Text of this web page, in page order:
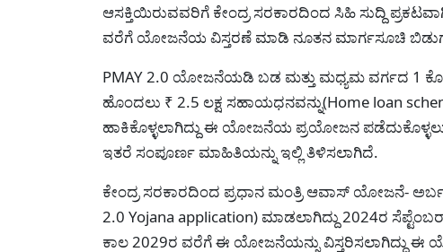
ಆಸಕ್ತಿಯಿರುವವರಿಗೆ ಕೇಂದ್ರ ಸರಕಾರದಿಂದ ಸಿಹಿ ಸುದ್ದಿ
ವರೆಗೆ ಯೋಜನೆಯ ವಿಸ್ತರಣೆ ಮಾಡಿ ನೂತನ ಮಾರ್ಗಸೂಚಿ
PMAY 2.0 ಯೋಜನೆಯಡಿ ಬಡ ಮತ್ತು ಮಧ್ಯಮ ವರ್ಗದ 1
ಹೊಂದಲು ₹ 2.5 ಲಕ್ಷ ಸಹಾಯಧನವನ್ನು(Home loan
ಹಾಕಿಕೊಳ್ಳಲಾಗಿದ್ದು ಈ ಯೋಜನೆಯ ಪ್ರಯೋಜನ
ಇತರೆ ಸಂಪೂರ್ಣ ಮಾಹಿತಿಯನ್ನು ಇಲ್ಲಿ ತಿಳಿಸಲಾಗಿದೆ.
ಕೇಂದ್ರ ಸರಕಾರದಿಂದ ಪ್ರಧಾನ ಮಂತ್ರಿ ಆವಾಸ್‌ ಯೋಜನೆ-
2.0 Yojana application) ಮಾಡಲಾಗಿದ್ದು 2024ರ
ಕಾಲ 2029ರ ವರೆಗೆ ಈ ಯೋಜನೆಯನ್ನು ವಿಸ್ತರಿಸಲಾಗಿದ್ದು